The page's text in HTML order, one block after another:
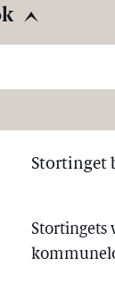
Stortinget
Stortingets